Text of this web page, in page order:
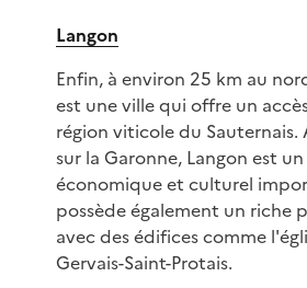
Langon
Enfin, à environ 25 km au
est une ville qui offre un
région viticole du Sauternais.
sur la Garonne, Langon est
économique et culturel
possède également un riche
avec des édifices comme
Gervais-Saint-Protais.